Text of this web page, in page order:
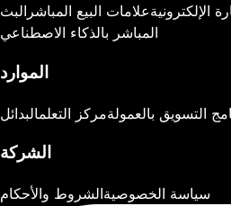
الإلكترونيةعلامات البيع المباشر البث
المباشر بالذكاء الاصطناعي
الموارد
التسويق بالعمولةمركز التعلمالبدائل
الشركة
سياسة الخصوصيةالشروط والأحكام